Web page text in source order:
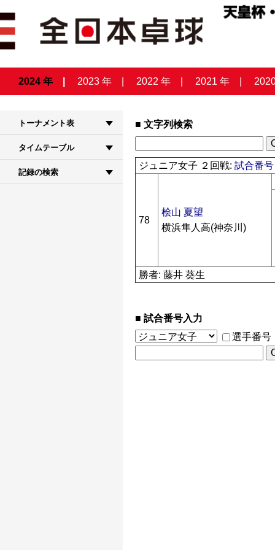
2024 年 2023 年 2022 年 2021 年
トーナメント表
タイムテーブル
記録の検索
文字列検索
ジュニア女子 ２回戦:試合番
78
桧山 夏望
横浜隼人高(神奈川)
勝者: 藤井 葵生
試合番号入力
選手番号